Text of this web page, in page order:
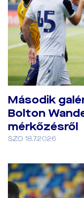
Második
Bolton
mérkőzésről
SZO 18.7.2026